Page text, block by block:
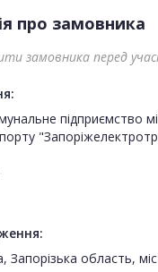
про замовника
замовника перед
підприємство
Запорізька область,